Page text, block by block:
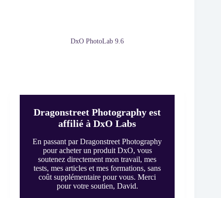
DxO PhotoLab 9.6
Dragonstreet Photography est
affilié à DxO Labs
En passant par Dragonstreet Photography
pour acheter un produit DxO, vous
soutenez directement mon travail, mes
tests, mes articles et mes formations, sans
coût supplémentaire pour vous. Merci
pour votre soutien, David.